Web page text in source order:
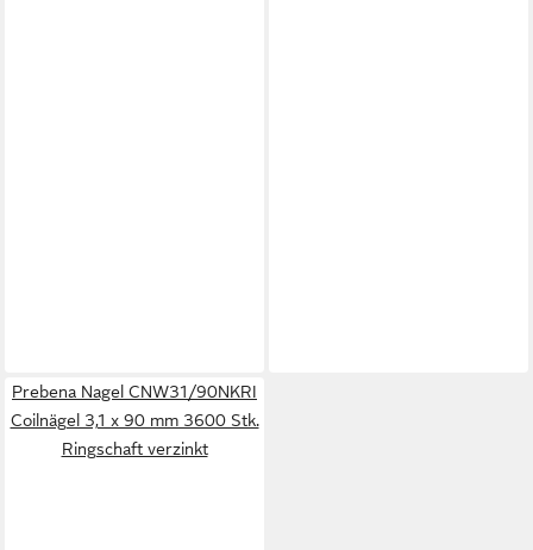
Prebena Nagel CNW31/90NKRI
Coilnägel 3,1 x 90 mm 3600 Stk.
Ringschaft verzinkt